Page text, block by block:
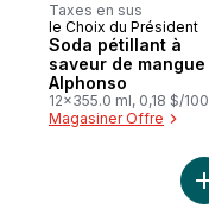
Taxes en sus
Préparé au Canada
le Choix du Président
Soda pétillant à
saveur de mangue
Alphonso
12x355.0 ml, 0,18 $/
Magasiner Offre